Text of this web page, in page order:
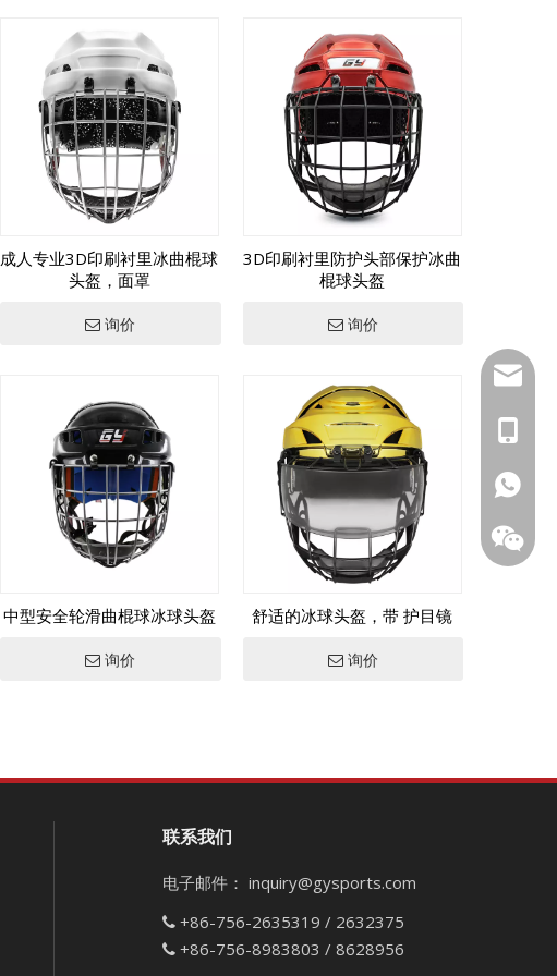
成人专业3D印刷衬里冰曲棍球
头盔，面罩
询价
3D印刷衬里防护头部保护冰曲
棍球头盔
询价
中型安全轮滑曲棍球冰球头盔
询价
舒适的冰球头盔，带 护目镜
询价
联系我们
电子邮件： inquiry@gysports.com
 +86-756-2635319 / 2632375
 +86-756-8983803 / 8628956
+1